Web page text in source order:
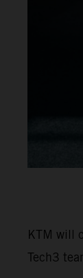
KTM will
Tech3